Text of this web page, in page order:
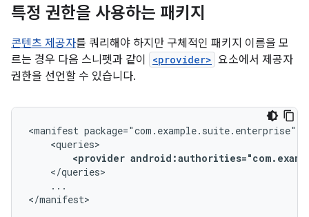
특정 권한을 사용하는 패키지
콘텐츠 제공자를 쿼리해야 하지만 구체적인 패키지 이름을 모
르는 경우 다음 스니펫과 같이
<provider> 요소에서 제공자
권한을 선언할 수 있습니다.
<manifest
<provider
...
</manifest>